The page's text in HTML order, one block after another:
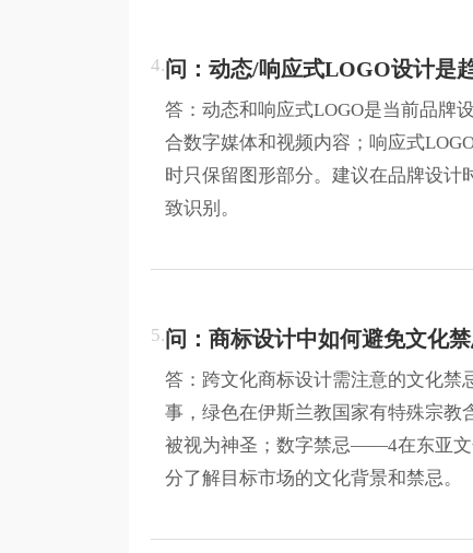
4.问：动态/响应式LOGO设计是
答：动态和响应式LOGO是当前品
合数字媒体和视频内容；响应式
时只保留图形部分。建议在品牌设计
致识别。
5.问：商标设计中如何避免文化禁
答：跨文化商标设计需注意的文化
事，绿色在伊斯兰教国家有特殊宗
被视为神圣；数字禁忌——4在东亚文
分了解目标市场的文化背景和禁忌。